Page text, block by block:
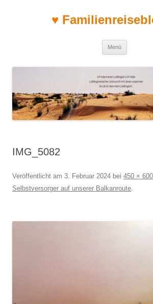
♥
Menü
IMG_5082
Veröffentlicht am 3. Februar 2024 bei 450 × 600
Selbstversorger auf unserer Balkanroute.